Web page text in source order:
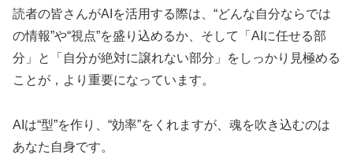
読者の皆さんがAIを活用する際は、“どんな自分ならでは
の情報”や“視点”を盛り込めるか、そして「AIに任せる部
分」と「自分が絶対に譲れない部分」をしっかり見極める
ことが，より重要になっています。
AIは“型”を作り、“効率”をくれますが、魂を吹き込むのは
あなた自身です。